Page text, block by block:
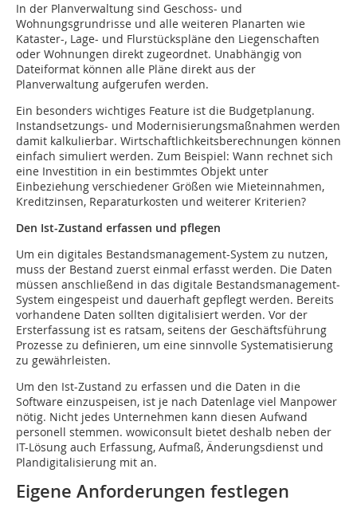
In der Planverwaltung sind Geschoss- und
Wohnungsgrundrisse und alle weiteren Planarten wie
Kataster-, Lage- und Flurstückspläne den Liegenschaften
oder Wohnungen direkt zugeordnet. Unabhängig von
Dateiformat können alle Pläne direkt aus der
Planverwaltung aufgerufen werden.
Ein besonders wichtiges Feature ist die Budgetplanung.
Instandsetzungs- und Modernisierungsmaßnahmen werden
damit kalkulierbar. Wirtschaftlichkeitsberechnungen können
einfach simuliert werden. Zum Beispiel: Wann rechnet sich
eine Investition in ein bestimmtes Objekt unter
Einbeziehung verschiedener Größen wie Mieteinnahmen,
Kreditzinsen, Reparaturkosten und weiterer Kriterien?
Den Ist-Zustand erfassen und pflegen
Um ein digitales Bestandsmanagement-System zu nutzen,
muss der Bestand zuerst einmal erfasst werden. Die Daten
müssen anschließend in das digitale Bestandsmanagement-
System eingespeist und dauerhaft gepflegt werden. Bereits
vorhandene Daten sollten digitalisiert werden. Vor der
Ersterfassung ist es ratsam, seitens der Geschäftsführung
Prozesse zu definieren, um eine sinnvolle Systematisierung
zu gewährleisten.
Um den Ist-Zustand zu erfassen und die Daten in die
Software einzuspeisen, ist je nach Datenlage viel Manpower
nötig. Nicht jedes Unternehmen kann diesen Aufwand
personell stemmen. wowiconsult bietet deshalb neben der
IT-Lösung auch Erfassung, Aufmaß, Änderungsdienst und
Plandigitalisierung mit an.
Eigene Anforderungen festlegen